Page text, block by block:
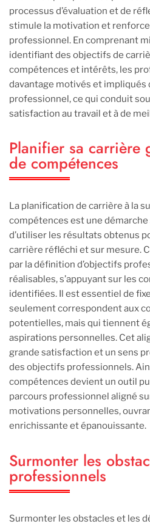
processus d’évaluation et de
stimule la motivation et renforce
professionnel. En comprenant
identifiant des objectifs de
compétences et intérêts, les
davantage motivés et impliqués
professionnel, ce qui conduit
satisfaction au travail et à de
Planifier sa carrière
de compétences
La planification de carrière à la
compétences est une
d’utiliser les résultats obtenus
carrière réfléchi et sur mesure.
par la définition d’objectifs
réalisables, s’appuyant sur les
identifiées. Il est essentiel de
seulement correspondent aux
potentielles, mais qui tiennent
aspirations personnelles. Cet
grande satisfaction et un sens
des objectifs professionnels.
compétences devient un outil
parcours professionnel aligné
motivations personnelles,
enrichissante et épanouissante.
Surmonter les
professionnels
Surmonter les obstacles et les